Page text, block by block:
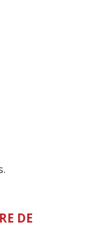
DE